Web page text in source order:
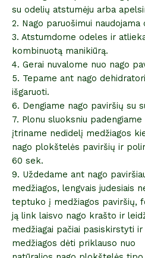
su odelių atstumėju arba
2. Nago paruošimui naudojama
3. Atstumdome odeles ir
kombinuotą manikiūrą.
4. Gerai nuvalome nuo nago
5. Tepame ant nago
išgaruoti.
6. Dengiame nago paviršių su
7. Plonu sluoksniu
įtriname nedidelį medžiagos
nago plokštelės paviršių ir
60 sek.
9. Uždedame ant nago
medžiagos, lengvais judesiais
teptuko į medžiagos paviršių,
ją link laisvo nago krašto ir
medžiagai pačiai pasiskirstyti
medžiagos dėti priklauso nuo